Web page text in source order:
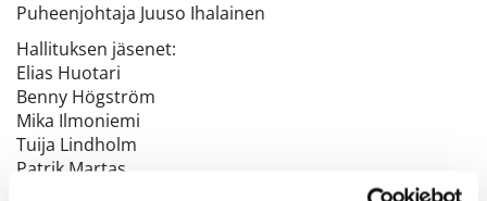
Puheenjohtaja Juuso Ihalainen
Hallituksen jäsenet:
Elias Huotari
​​​​​​​Benny Högström
Mika Ilmoniemi
Tuija Lindholm
Patrik Martas